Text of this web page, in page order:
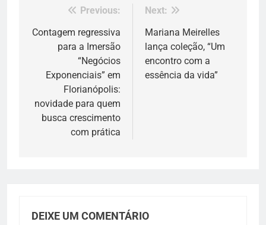
Navegação
de
Post
Previous:
Contagem regressiva
para a Imersão
“Negócios
Exponenciais” em
Florianópolis:
novidade para quem
busca crescimento
com prática
Next:
Mariana Meirelles
lança coleção, “Um
encontro com a
essência da vida”
DEIXE UM COMENTÁRIO